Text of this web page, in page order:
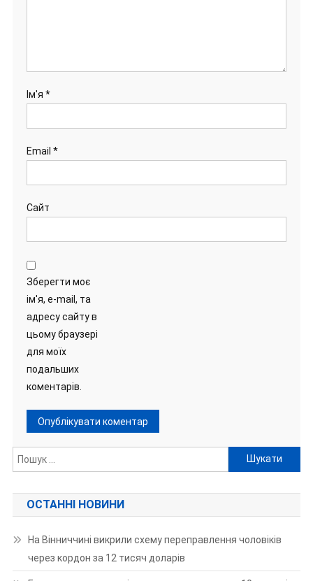
Ім'я *
Email *
Сайт
Зберегти моє
ім'я, e-mail, та
адресу сайту в
цьому браузері
для моїх
подальших
коментарів.
Пошук:
ОСТАННІ НОВИНИ
На Вінниччині викрили схему переправлення чоловіків
через кордон за 12 тисяч доларів